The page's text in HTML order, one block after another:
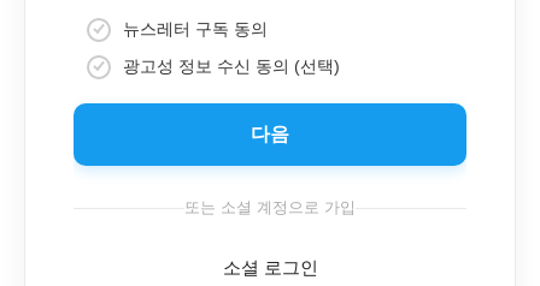
뉴스레터 구독 동의
광고성 정보 수신 동의 (선택)
다음
또는 소셜 계정으로 가입
소셜 로그인